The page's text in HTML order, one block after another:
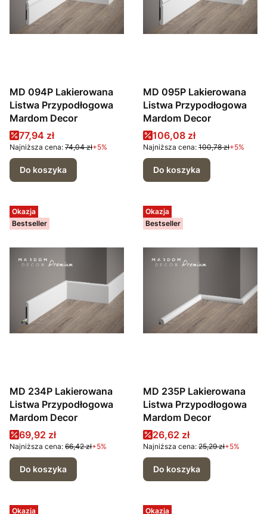
MD 094P Lakierowana
Listwa Przypodłogowa
Mardom Decor
Cena promocyjna
77,94 zł
Najniższa cena: 74,04 zł+5%
Do koszyka
MD 095P Lakierowana
Listwa Przypodłogowa
Mardom Decor
Cena promocyjna
106,08 zł
Najniższa cena: 100,78 zł+5%
Do koszyka
Okazja
Bestseller
MD 234P Lakierowana
Listwa Przypodłogowa
Mardom Decor
Cena promocyjna
69,92 zł
Najniższa cena: 66,42 zł+5%
Do koszyka
Okazja
Bestseller
MD 235P Lakierowana
Listwa Przypodłogowa
Mardom Decor
Cena promocyjna
26,62 zł
Najniższa cena: 25,29 zł+5%
Do koszyka
Okazja Okazja